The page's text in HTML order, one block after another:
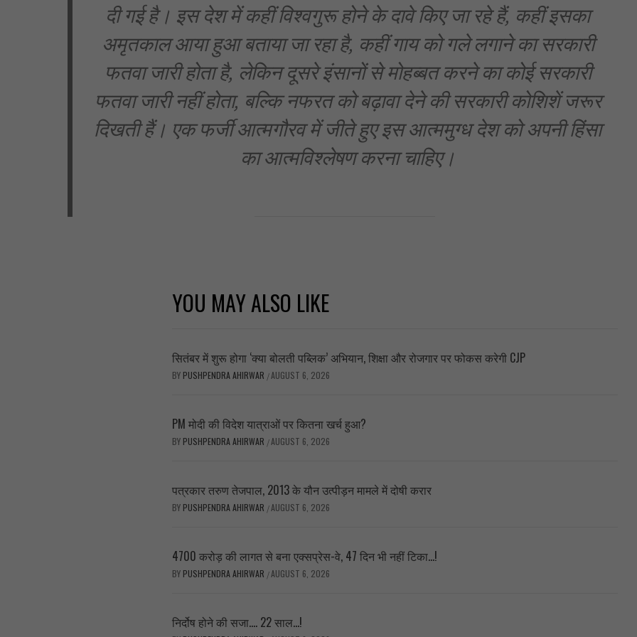
दी गई है। इस देश में कहीं विश्वगुरू होने के दावे किए जा रहे हैं, कहीं इसका
अमृतकाल आया हुआ बताया जा रहा है, कहीं गाय को गले लगाने का सरकारी
फतवा जारी होता है, लेकिन दूसरे इंसानों से मोहब्बत करने का कोई सरकारी
फतवा जारी नहीं होता, बल्कि नफरत को बढ़ावा देने की सरकारी कोशिशें जरूर
दिखती हैं। एक फर्जी आत्मगौरव में जीते हुए इस आत्ममुग्ध देश को अपनी हिंसा
का आत्मविश्लेषण करना चाहिए।
YOU MAY ALSO LIKE
सितंबर में शुरू होगा ‘क्या बोलती पब्लिक’ अभियान, शिक्षा और रोजगार पर फोकस करेगी CJP
BY PUSHPENDRA AHIRWAR /AUGUST 6, 2026
PM मोदी की विदेश यात्राओं पर कितना खर्च हुआ?
BY PUSHPENDRA AHIRWAR /AUGUST 6, 2026
पत्रकार तरुण तेजपाल, 2013 के यौन उत्पीड़न मामले में दोषी करार
BY PUSHPENDRA AHIRWAR /AUGUST 6, 2026
4700 करोड़ की लागत से बना एक्सप्रेस-वे, 47 दिन भी नहीं टिका…!
BY PUSHPENDRA AHIRWAR /AUGUST 6, 2026
निर्दोष होने की सजा…. 22 साल…!